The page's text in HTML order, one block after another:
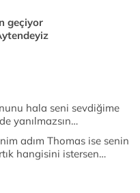
geçiyor
hala seni sevdiğime
yanılmazsın…
adım Thomas ise senin
hangisini istersen…